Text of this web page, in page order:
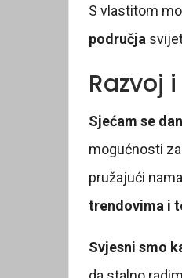
S vlastitom
područja
Razvoj
Sjećam se
mogućnosti
pružajući
trendovima i
Svjesni smo